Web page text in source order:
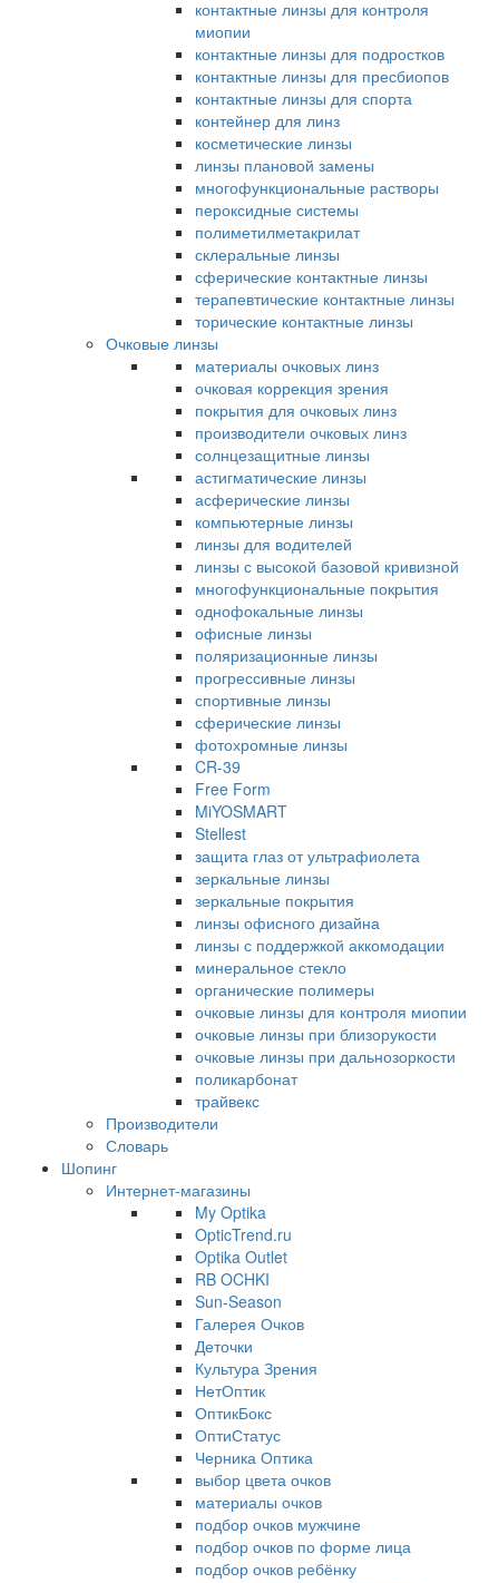
контактные линзы для контроля
миопии
контактные линзы для подростков
контактные линзы для пресбиопов
контактные линзы для спорта
контейнер для линз
косметические линзы
линзы плановой замены
многофункциональные растворы
пероксидные системы
полиметилметакрилат
склеральные линзы
сферические контактные линзы
терапевтические контактные линзы
торические контактные линзы
Очковые линзы
материалы очковых линз
очковая коррекция зрения
покрытия для очковых линз
производители очковых линз
солнцезащитные линзы
астигматические линзы
асферические линзы
компьютерные линзы
линзы для водителей
линзы с высокой базовой кривизной
многофункциональные покрытия
однофокальные линзы
офисные линзы
поляризационные линзы
прогрессивные линзы
спортивные линзы
сферические линзы
фотохромные линзы
CR-39
Free Form
MiYOSMART
Stellest
защита глаз от ультрафиолета
зеркальные линзы
зеркальные покрытия
линзы офисного дизайна
линзы с поддержкой аккомодации
минеральное стекло
органические полимеры
очковые линзы для контроля миопии
очковые линзы при близорукости
очковые линзы при дальнозоркости
поликарбонат
трайвекс
Производители
Словарь
Шопинг
Интернет-магазины
My Optika
OpticTrend.ru
Optika Outlet
RB OCHKI
Sun-Season
Галерея Очков
Деточки
Культура Зрения
НетОптик
ОптикБокс
ОптиСтатус
Черника Оптика
выбор цвета очков
материалы очков
подбор очков мужчине
подбор очков по форме лица
подбор очков ребёнку